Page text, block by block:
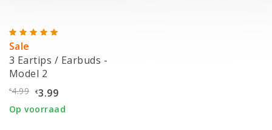
Sale
3 Eartips / Earbuds -
Model 2
€4.99 €3.99
Op voorraad